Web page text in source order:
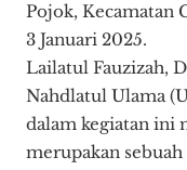
Pojok, Kecamatan
3 Januari 2025.
Lailatul Fauzizah,
Nahdlatul Ulama
dalam kegiatan ini
merupakan